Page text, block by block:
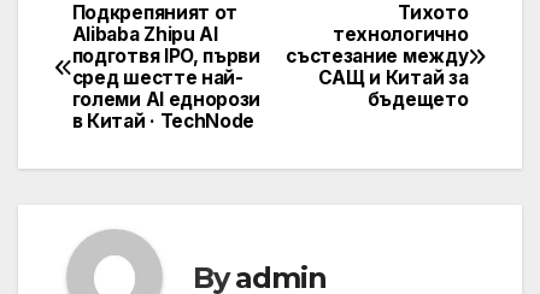
Post
navigation
Тихото
технологично
състезание между
САЩ и Китай за
бъдещето
Подкрепяният от
Alibaba Zhipu AI
подготвя IPO, първи
сред шестте най-
големи AI еднорози
в Китай · TechNode
Byadmin